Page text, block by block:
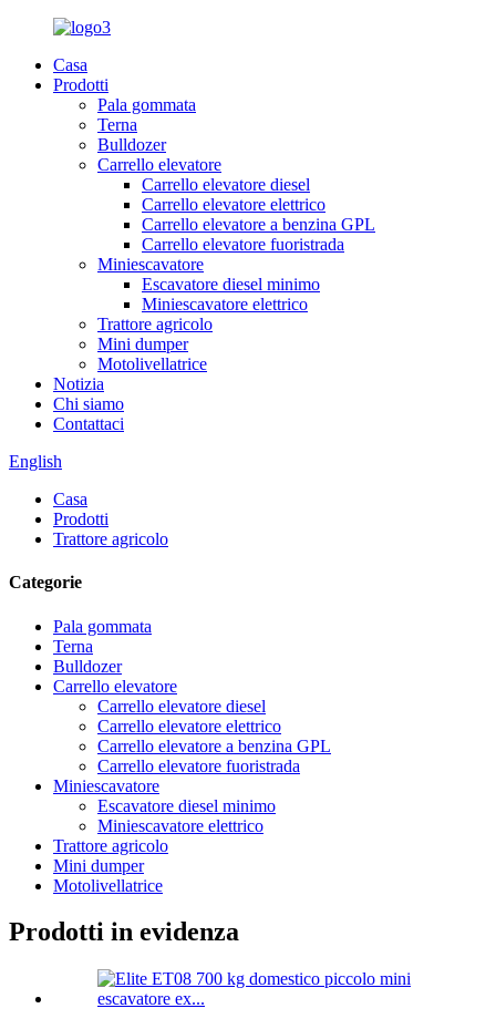
Casa
Prodotti
Pala gommata
Terna
Bulldozer
Carrello elevatore
Carrello elevatore diesel
Carrello elevatore elettrico
Carrello elevatore a benzina GPL
Carrello elevatore fuoristrada
Miniescavatore
Escavatore diesel minimo
Miniescavatore elettrico
Trattore agricolo
Mini dumper
Motolivellatrice
Notizia
Chi siamo
Contattaci
English
Casa
Prodotti
Trattore agricolo
Categorie
Pala gommata
Terna
Bulldozer
Carrello elevatore
Carrello elevatore diesel
Carrello elevatore elettrico
Carrello elevatore a benzina GPL
Carrello elevatore fuoristrada
Miniescavatore
Escavatore diesel minimo
Miniescavatore elettrico
Trattore agricolo
Mini dumper
Motolivellatrice
Prodotti in evidenza